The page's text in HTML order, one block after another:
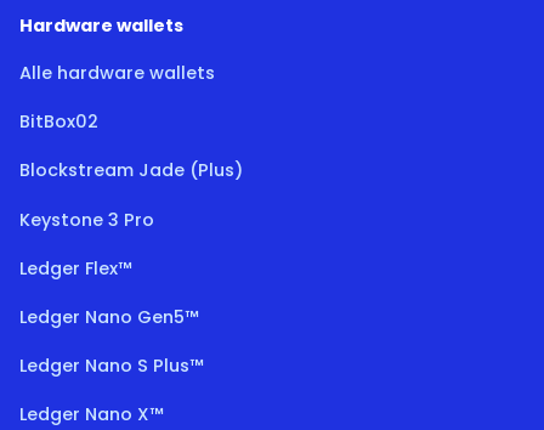
Hardware wallets
Alle hardware wallets
BitBox02
Blockstream Jade (Plus)
Keystone 3 Pro
Ledger Flex™
Ledger Nano Gen5™
Ledger Nano S Plus™
Ledger Nano X™